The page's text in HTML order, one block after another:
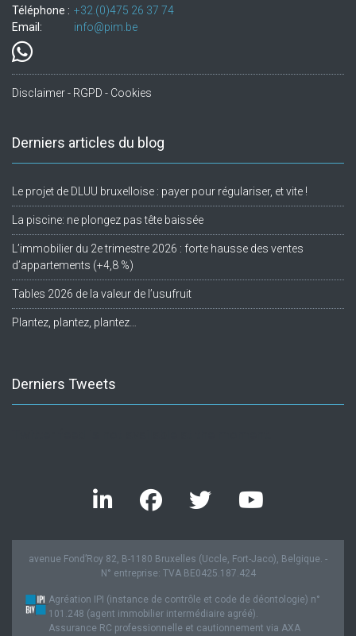
Téléphone : +32.(0)475 26 37 74
Email:
info@pim.be
Disclaimer - RGPD - Cookies
Derniers articles du blog
Le projet de DLUU bruxelloise : payer pour régulariser, et vite !
La piscine: ne plongez pas tête baissée
L’immobilier du 2e trimestre 2026 : forte hausse des ventes
d’appartements (+4,8 %)
Tables 2026 de la valeur de l’usufruit
Plantez, plantez, plantez…
Derniers Tweets
avenue Fond’Roy 82, B-1180 Bruxelles (Uccle, Fort-Jaco), Belgique. -
N° entreprise: TVA BE0425.187.424
Agréation IPI (instance de contrôle et code de déontologie) n°
101.248 (agent immobilier intermédiaire agréé).
Assurance RC professionnelle et cautionnement via AXA